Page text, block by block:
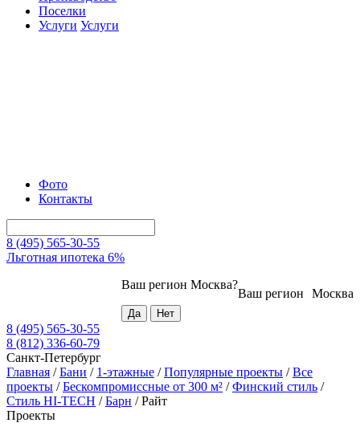
Поселки
Услуги Услуги
Фото
Контакты
8 (495) 565-30-55
Льготная ипотека 6%
Москва
Ваш регион
Ваш регион Москва?
8 (495) 565-30-55
8 (812) 336-60-79
Санкт-Петербург
Главная /Бани / 1-этажные /Популярные проекты /Все
проекты /Бескомпромиссные от 300 м² /Финский стиль /
Стиль HI-TECH /Барн /Райт
Проекты